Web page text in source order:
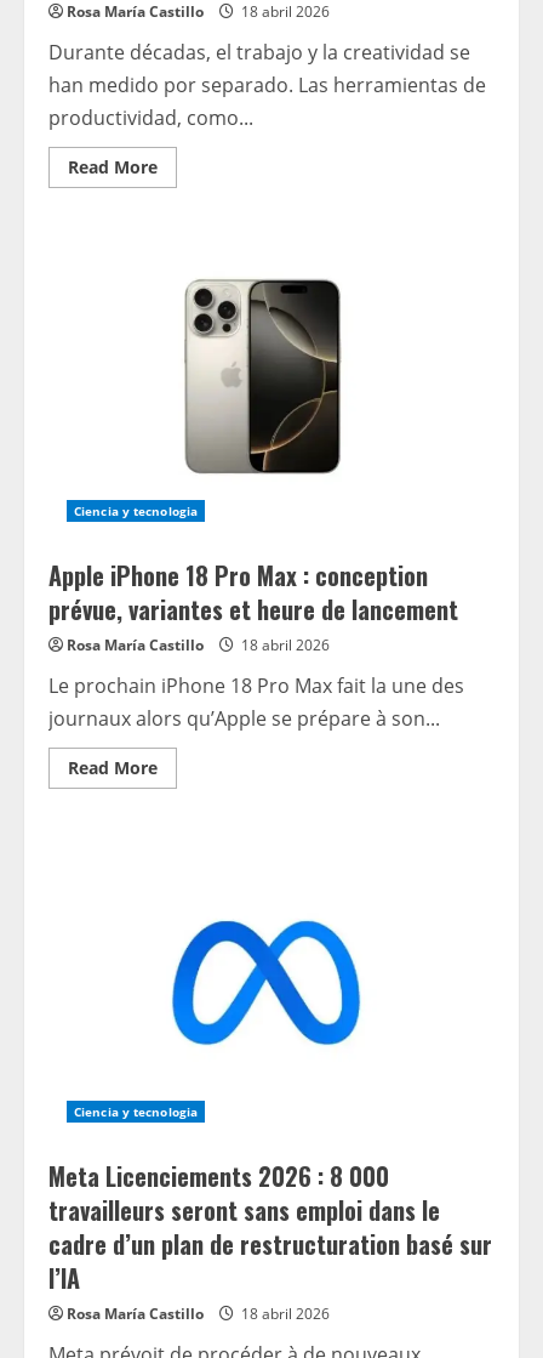
Rosa María Castillo 18 abril 2026
Durante décadas, el trabajo y la creatividad se
han medido por separado. Las herramientas de
productividad, como...
Read MoreRead
more
creatividad
deberían
vivir
silos
separados’:
impulso
IA
de
es
diferente
de
sus
principios
básicos
de
democratizar
el
diseño
Ciencia y tecnologia
Apple iPhone 18 Pro Max : conception
prévue, variantes et heure de lancement
Rosa María Castillo 18 abril 2026
Le prochain iPhone 18 Pro Max fait la une des
journaux alors qu’Apple se prépare à son...
Read MoreRead
more
conception
prévue,
variantes
heure
de
lancement
Ciencia y tecnologia
Meta Licenciements 2026 : 8 000
travailleurs seront sans emploi dans le
cadre d’un plan de restructuration basé sur
l’IA
Rosa María Castillo 18 abril 2026